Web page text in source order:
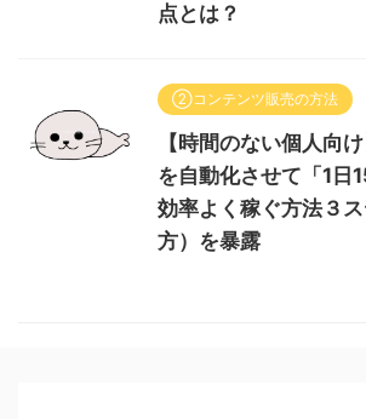
点とは？
②コンテンツ販売の方法
【時間のない個人向
を自動化させて「1日
効率よく稼ぐ方法３
方）を暴露